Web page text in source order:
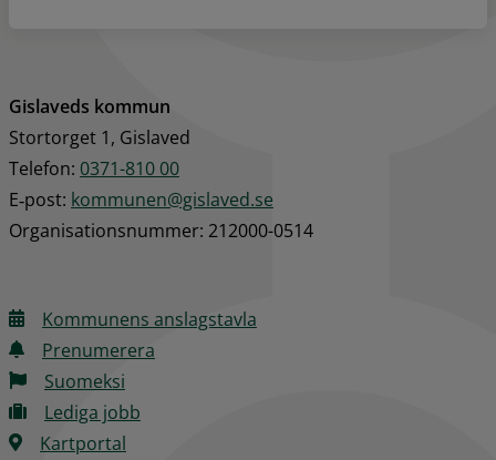
Gislaveds kommun
Stortorget 1, Gislaved
Telefon: 0371-810 00
E‑post: kommunen@gislaved.se
Organisationsnummer: 212000-0514
Kommunens anslagstavla
Prenumerera
Suomeksi
Lediga jobb
Kartportal